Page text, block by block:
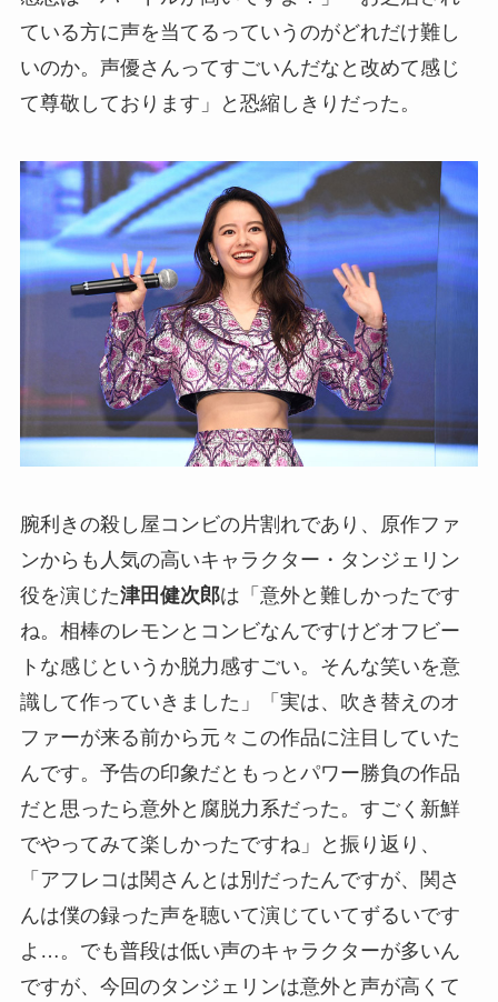
ている方に声を当てるっていうのがどれだけ難し
いのか。声優さんってすごいんだなと改めて感じ
て尊敬しております」と恐縮しきりだった。
腕利きの殺し屋コンビの片割れであり、原作ファ
ンからも人気の高いキャラクター・タンジェリン
役を演じた津田健次郎は「意外と難しかったです
ね。相棒のレモンとコンビなんですけどオフビー
トな感じというか脱力感すごい。そんな笑いを意
識して作っていきました」「実は、吹き替えのオ
ファーが来る前から元々この作品に注目していた
んです。予告の印象だともっとパワー勝負の作品
だと思ったら意外と腐脱力系だった。すごく新鮮
でやってみて楽しかったですね」と振り返り、
「アフレコは関さんとは別だったんですが、関さ
んは僕の録った声を聴いて演じていてずるいです
よ…。でも普段は低い声のキャラクターが多いん
ですが、今回のタンジェリンは意外と声が高くて